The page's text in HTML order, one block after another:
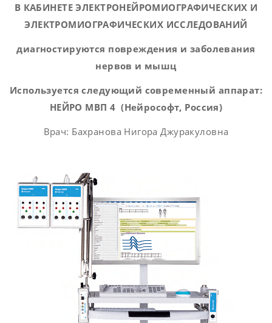
В КАБИНЕТЕЭЛЕКТРОНЕЙРОМИОГРАФИЧЕСКИХ И
ЭЛЕКТРОМИОГРАФИЧЕСКИХ ИССЛЕДОВАНИЙ
диагностируются повреждения и заболевания
нервов и мышц
Используется следующий современный аппарат:
НЕЙРО МВП 4 (Нейрософт, Россия)
Врач: Бахранова Нигора Джуракуловна